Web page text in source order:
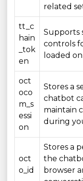
related
tt_c
hain
_tok
en
Supports
controls
loaded
oct
oco
m_s
essi
on
Stores a
chatbot
maintain
during
oct
o_id
Stores a
the
browser